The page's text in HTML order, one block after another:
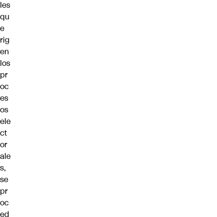
les
qu
e
rig
en
los
pr
oc
es
os
ele
ct
or
ale
s,
se
pr
oc
ed